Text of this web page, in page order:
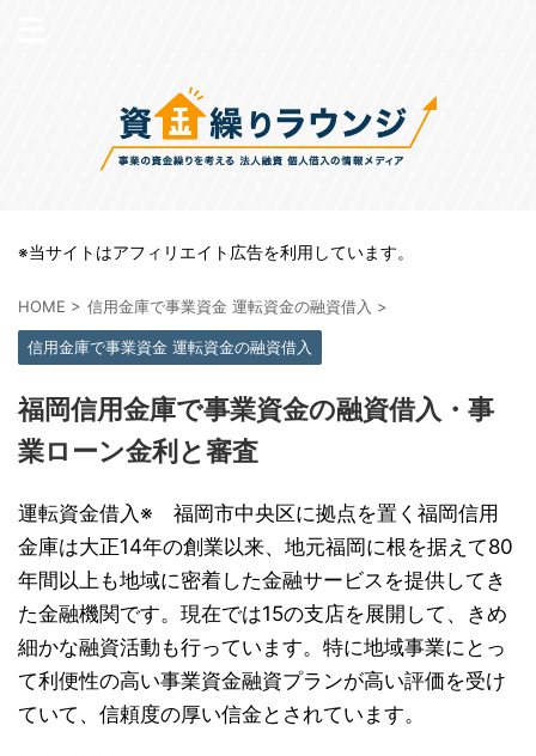
※当サイトはアフィリエイト広告を利用しています。
HOME > 信用金庫で事業資金 運転資金の融資借入 >
信用金庫で事業資金 運転資金の融資借入
福岡信用金庫で事業資金の融資借入・事
業ローン金利と審査
運転資金借入※ 福岡市中央区に拠点を置く福岡信用
金庫は大正14年の創業以来、地元福岡に根を据えて80
年間以上も地域に密着した金融サービスを提供してき
た金融機関です。現在では15の支店を展開して、きめ
細かな融資活動も行っています。特に地域事業にとっ
て利便性の高い事業資金融資プランが高い評価を受け
ていて、信頼度の厚い信金とされています。